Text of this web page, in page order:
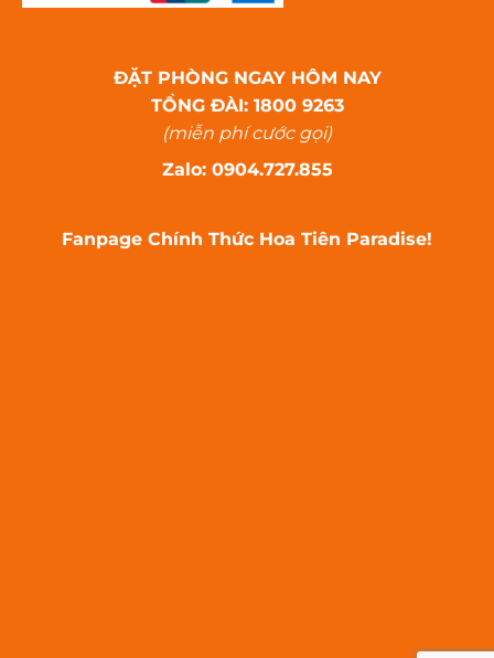
ĐẶT PHÒNG NGAY HÔM NAY
TỔNG ĐÀI: 1800 9263
(miễn phí cước gọi)
Zalo: 0904.727.855
Fanpage Chính Thức Hoa Tiên Paradise!